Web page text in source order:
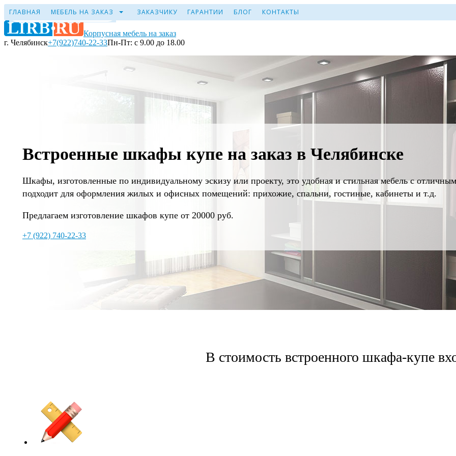
ГЛАВНАЯ МЕБЕЛЬ НА ЗАКАЗ ЗАКАЗЧИКУ ГАРАНТИИ БЛОГ КОНТАКТЫ
Корпусная мебель на заказ
г. Челябинск+7(922)740-22-33Пн-Пт: с 9.00 до 18.00
Встроенные шкафы купе на заказ в Челябинске
Шкафы, изготовленные по индивидуальному эскизу или проекту, это удобная и стильная мебель с
подходит для оформления жилых и офисных помещений: прихожие, спальни, гостиные, кабинеты и т.д.
Предлагаем изготовление шкафов купе от 20000 руб.
+7 (922) 740-22-33
В стоимость встроенного шкафа-купе